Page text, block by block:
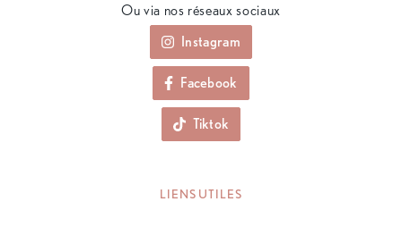
Ou via nos réseaux sociaux
Instagram
Facebook
Tiktok
LIENS UTILES